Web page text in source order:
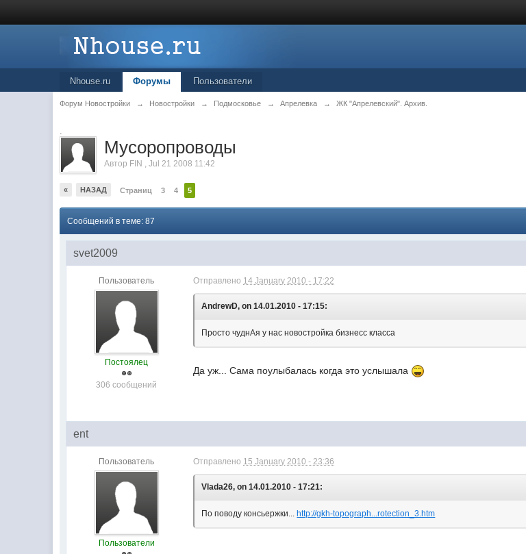
Nhouse.ru Форумы Пользователи
Форум Новостройки → Новостройки → Подмосковье → Апрелевка → ЖК "Апрелевский". Архив.
.
Мусоропроводы
Автор FIN ,Jul 21 2008 11:42
« НАЗАД Страниц 3 4 5
Сообщений в теме: 87
svet2009
Пользователь
Постоялец
306 сообщений
Отправлено 14 January 2010 - 17:22
AndrewD, on 14.01.2010 - 17:15:
Просто чуднАя у нас новостройка бизнесс класса
Да уж... Сама поулыбалась когда это услышала
ent
Пользователь
Пользователи
Отправлено 15 January 2010 - 23:36
Vlada26, on 14.01.2010 - 17:21:
По поводу консьержки... http://gkh-topograph...rotection_3.htm